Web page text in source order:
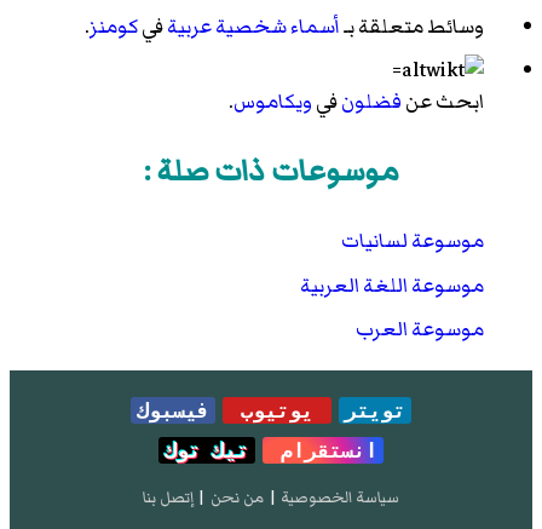
وسائط متعلقة بـأسماء شخصية عربيةفيكومنز.
ابحث عنفضلونفيويكاموس.
موسوعات ذات صلة :
موسوعة لسانيات
موسوعة اللغة العربية
موسوعة العرب
تويتر يوتيوب
فيسبوك
انستقرام
تيك توك
سياسة الخصوصية | من نحن | إتصل بنا